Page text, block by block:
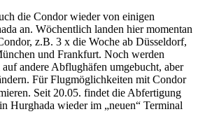
die Condor wieder von einigen
an. Wöchentlich landen hier momentan
z.B. 3 x die Woche ab Düsseldorf,
und Frankfurt. Noch werden
andere Abflughäfen umgebucht, aber
Für Flugmöglichkeiten mit Condor
Seit 20.05. findet die Abfertigung
Hurghada wieder im „neuen“ Terminal